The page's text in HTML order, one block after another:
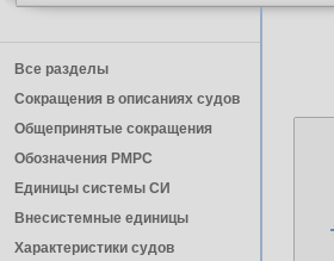
Все разделы
Сокращения в описаниях судов
Общепринятые сокращения
Обозначения РМРС
Единицы cистемы СИ
Внесистемные единицы
Характеристики судов